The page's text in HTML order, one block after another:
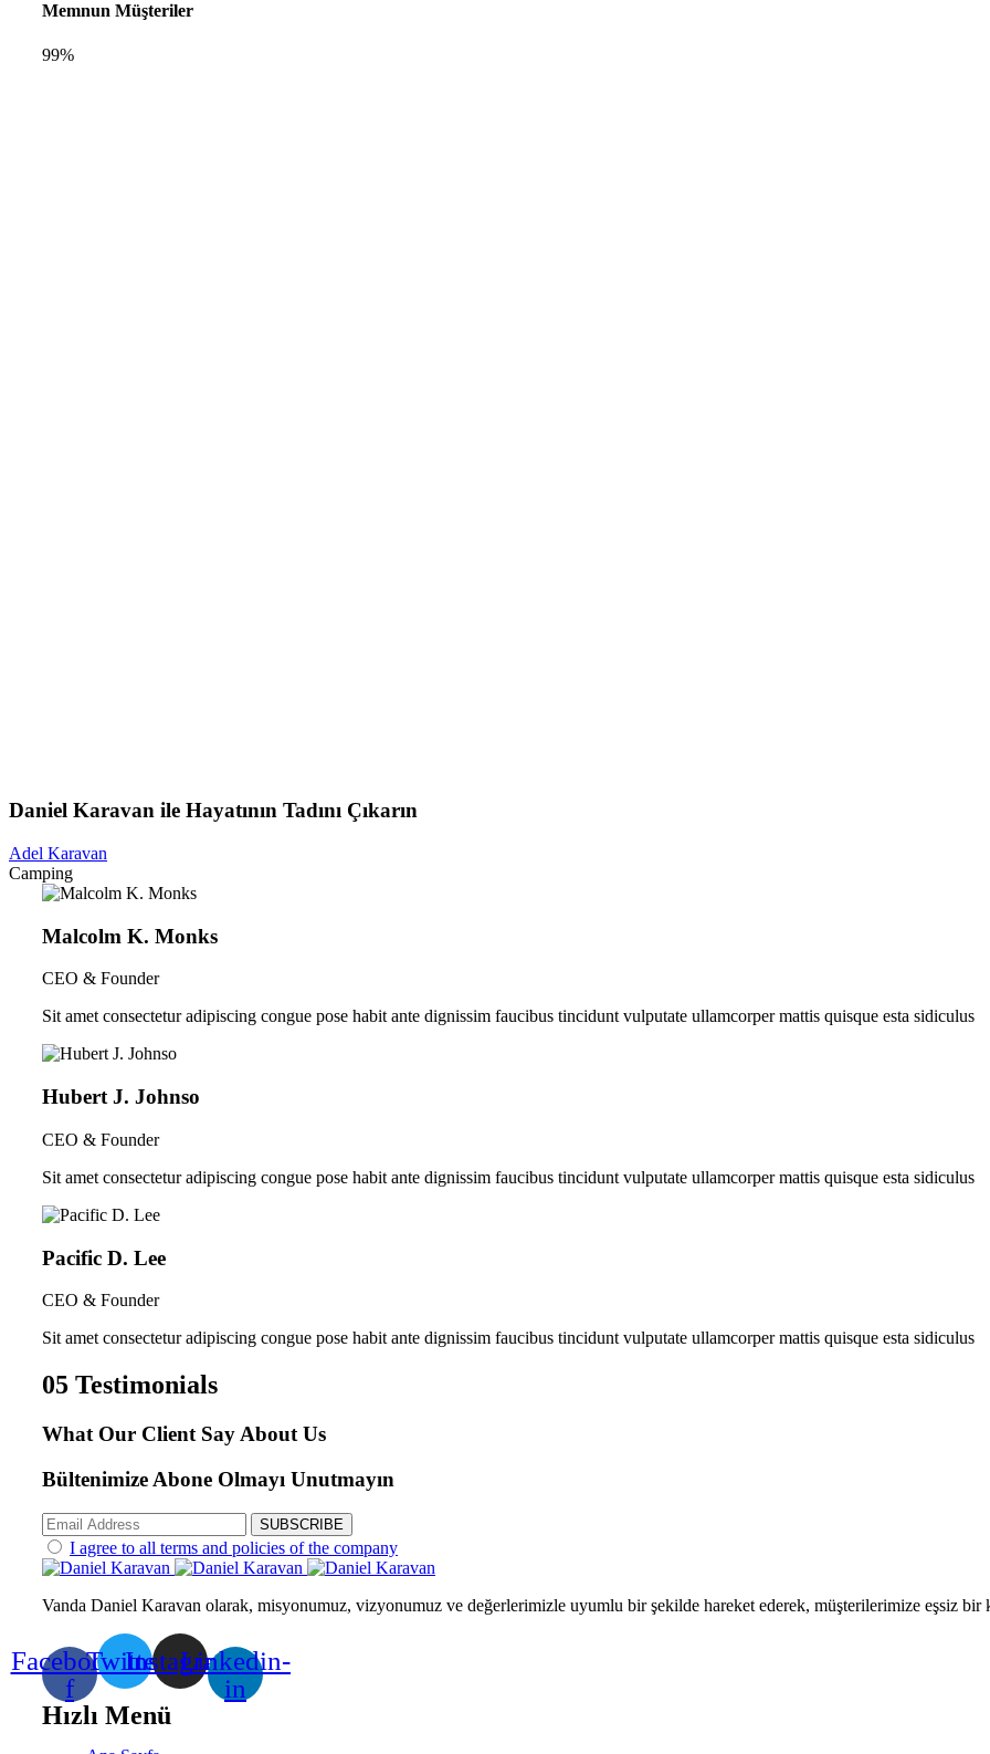
Memnun Müşteriler
99%
Daniel Karavan ile Hayatının Tadını Çıkarın
Adel Karavan
Camping
Malcolm K. Monks
CEO & Founder
Sit amet consectetur adipiscing congue pose habit ante dignissim faucibus tincidunt vulputate ullamcorper mattis quisque esta sidiculus
Hubert J. Johnso
CEO & Founder
Sit amet consectetur adipiscing congue pose habit ante dignissim faucibus tincidunt vulputate ullamcorper mattis quisque esta sidiculus
Pacific D. Lee
CEO & Founder
Sit amet consectetur adipiscing congue pose habit ante dignissim faucibus tincidunt vulputate ullamcorper mattis quisque esta sidiculus
05 Testimonials
What Our Client Say About Us
Bültenimize Abone Olmayı Unutmayın
SUBSCRIBE
I agree to all terms and policies of the company
Vanda Daniel Karavan olarak, misyonumuz, vizyonumuz ve değerlerimizle uyumlu bir şekilde hareket ederek, müşterilerimize eşsiz bir
Facebook-
f
TwitterInstagramLinkedin-
in
Hızlı Menü